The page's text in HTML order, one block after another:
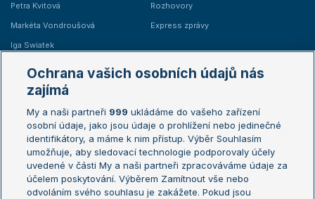
Petra Kvitová
Markéta Vondroušová
Iga Swiatek
Rozhovory
Express zprávy
Žebříčky
Žebříček ATP (muži)
Žebříček WTA (ženy)
Sázkařský žebříček
Australian Open
French Open
Wimbledon
US Open
Turnaj mistrů
Ochrana vašich osobních údajů nás
zajímá
My a naši partneři 999 ukládáme do vašeho zařízení
osobní údaje, jako jsou údaje o prohlížení nebo jedinečné
identifikátory, a máme k nim přístup. Výběr Souhlasím
umožňuje, aby sledovací technologie podporovaly účely
uvedené v části My a naši partneři zpracováváme údaje za
účelem poskytování. Výběrem Zamítnout vše nebo
odvoláním svého souhlasu je zakážete. Pokud jsou